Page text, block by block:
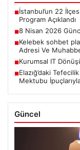
■İstanbul’un 22
Program Açıklandı
■8 Nisan 2026
■Kelebek sohbet
Adresi Ve
■Kurumsal IT
■Elazığ’daki
Mektubu
Güncel